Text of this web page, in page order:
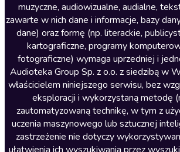
Literatura piękna obca
Literatura piękna polska
Nagrania relaksacyjne
Nauka języków
Nauki humanistyczne
Podcasty i audycje
Polityka
muzyczne, audiowizualne, audialne,
zawarte w nich dane i informacje, bazy
dane) oraz formę (np. literackie,
kartograficzne, programy
fotograficzne) wymaga uprzedniej i
Audioteka Group Sp. z o.o. z siedzibą w
właścicielem niniejszego serwisu, bez
eksploracji i wykorzystaną metodę
zautomatyzowaną technikę, w tym z
uczenia maszynowego lub sztucznej
zastrzeżenie nie dotyczy